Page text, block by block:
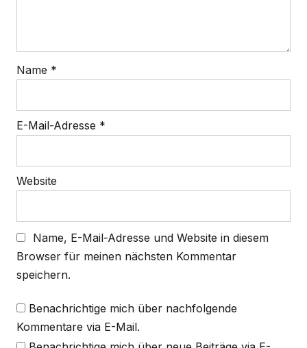
Name *
E-Mail-Adresse *
Website
Name, E-Mail-Adresse und Website in diesem
Browser für meinen nächsten Kommentar
speichern.
Benachrichtige mich über nachfolgende
Kommentare via E-Mail.